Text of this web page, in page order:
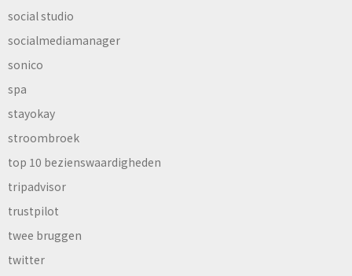
social studio
socialmediamanager
sonico
spa
stayokay
stroombroek
top 10 bezienswaardigheden
tripadvisor
trustpilot
twee bruggen
twitter